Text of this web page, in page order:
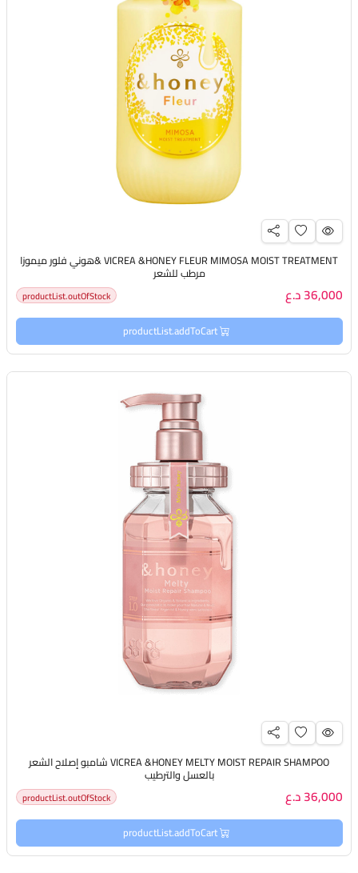
VICREA &HONEY FLEUR MIMOSA MOIST TREATMENT &هوني فلور ميموزا
مرطب للشعر
36,000 د.ع productList.outOfStock
productList.addToCart
VICREA &HONEY MELTY MOIST REPAIR SHAMPOO شامبو إصلاح الشعر
بالعسل والترطيب
36,000 د.ع productList.outOfStock
productList.addToCart